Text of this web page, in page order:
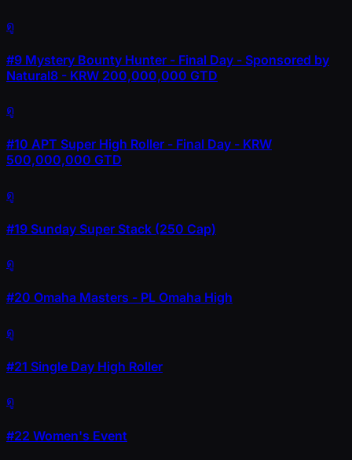
ดู
#9 Mystery Bounty Hunter - Final Day - Sponsored by
Natural8 - KRW 200,000,000 GTD
ดู
#10 APT Super High Roller - Final Day - KRW
500,000,000 GTD
ดู
#19 Sunday Super Stack (250 Cap)
ดู
#20 Omaha Masters - PL Omaha High
ดู
#21 Single Day High Roller
ดู
#22 Women's Event